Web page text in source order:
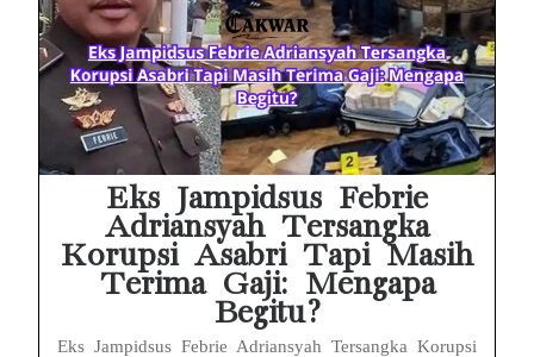
Heboh Dugaan Surat Cuti ASN Palsu di Kementerian PU! Begini Pandangan Hukum PERADI YLC Surakarta
iMac Kesayangan Makin Lemot? Waspadai 6 Kebiasaan Sepele Ini yang Bikin Performa iMac Drop
Cuma Buka Browser tapi MacBook Panas Membara? Ini 5 Pemicu Tersembunyi
Layar Vivo Ada Bayangan Aplikasi? Ini Penyebab Layar Shadow / Burn-In, Cara Mencegahnya
Eks Jampidsus Febrie
Adriansyah Tersangka
Korupsi Asabri Tapi Masih
Terima Gaji: Mengapa
Begitu?
Eks Jampidsus Febrie Adriansyah Tersangka Korupsi